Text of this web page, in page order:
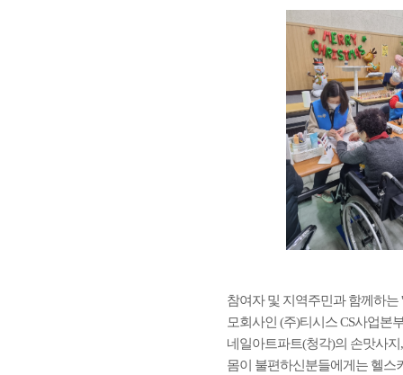
참여자 및 지역주민과 함께하
모회사인 (주)티시스 CS사업본
네일아트파트(청각)의 손맛사
몸이 불편하신분들에게는 헬스